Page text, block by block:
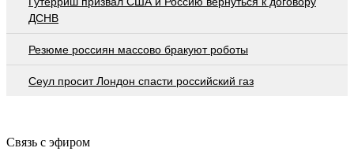
ДСНВ
Резюме россиян массово бракуют роботы
Сеул просит Лондон спасти российский газ
Связь с эфиром